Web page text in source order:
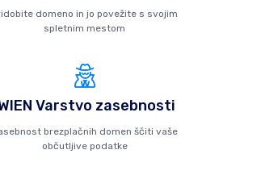
domeno in jo povežite s svojim
spletnim mestom
Varstvo zasebnosti
brezplačnih domen ščiti vaše
občutljive podatke